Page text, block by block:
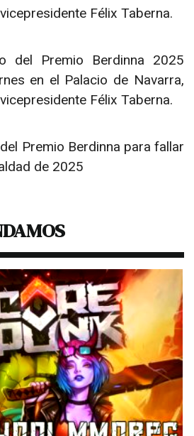
Félix Taberna.
del Premio Berdinna 2025
en el Palacio de Navarra,
Félix Taberna.
Premio Berdinna para fallar
de 2025